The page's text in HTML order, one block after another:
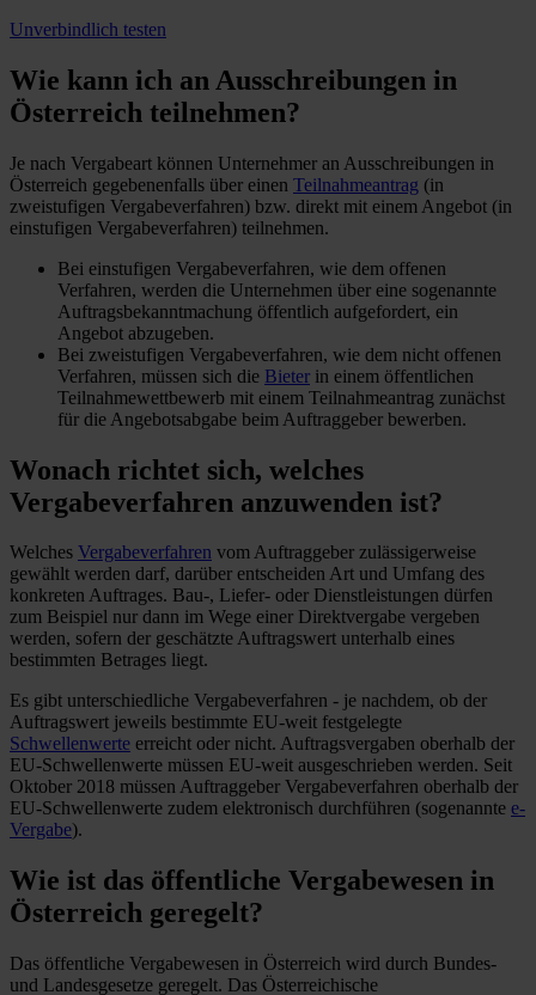
Unverbindlich testen
Wie kann ich an Ausschreibungen in
Österreich teilnehmen?
Je nach Vergabeart können Unternehmer an Ausschreibungen in
Österreich gegebenenfalls über einen Teilnahmeantrag (in
zweistufigen Vergabeverfahren) bzw. direkt mit einem Angebot (in
einstufigen Vergabeverfahren) teilnehmen.
Bei einstufigen Vergabeverfahren, wie dem offenen
Verfahren, werden die Unternehmen über eine sogenannte
Auftragsbekanntmachung öffentlich aufgefordert, ein
Angebot abzugeben.
Bei zweistufigen Vergabeverfahren, wie dem nicht offenen
Verfahren, müssen sich die Bieter in einem öffentlichen
Teilnahmewettbewerb mit einem Teilnahmeantrag zunächst
für die Angebotsabgabe beim Auftraggeber bewerben.
Wonach richtet sich, welches
Vergabeverfahren anzuwenden ist?
Welches Vergabeverfahren vom Auftraggeber zulässigerweise
gewählt werden darf, darüber entscheiden Art und Umfang des
konkreten Auftrages. Bau-, Liefer- oder Dienstleistungen dürfen
zum Beispiel nur dann im Wege einer Direktvergabe vergeben
werden, sofern der geschätzte Auftragswert unterhalb eines
bestimmten Betrages liegt.
Es gibt unterschiedliche Vergabeverfahren - je nachdem, ob der
Auftragswert jeweils bestimmte EU-weit festgelegte
Schwellenwerte erreicht oder nicht. Auftragsvergaben oberhalb der
EU-Schwellenwerte müssen EU-weit ausgeschrieben werden. Seit
Oktober 2018 müssen Auftraggeber Vergabeverfahren oberhalb der
EU-Schwellenwerte zudem elektronisch durchführen (sogenannte e-
Vergabe).
Wie ist das öffentliche Vergabewesen in
Österreich geregelt?
Das öffentliche Vergabewesen in Österreich wird durch Bundes-
und Landesgesetze geregelt. Das Österreichische